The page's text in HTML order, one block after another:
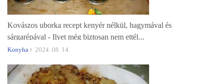
Kovászos uborka recept kenyér nélkül, hagymával és
sárgarépával - Ilyet még biztosan nem ettél...
Konyha 2024. 08. 14.